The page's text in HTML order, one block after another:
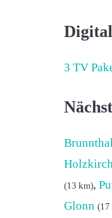
3 TV
(13 km),
Glonn (17